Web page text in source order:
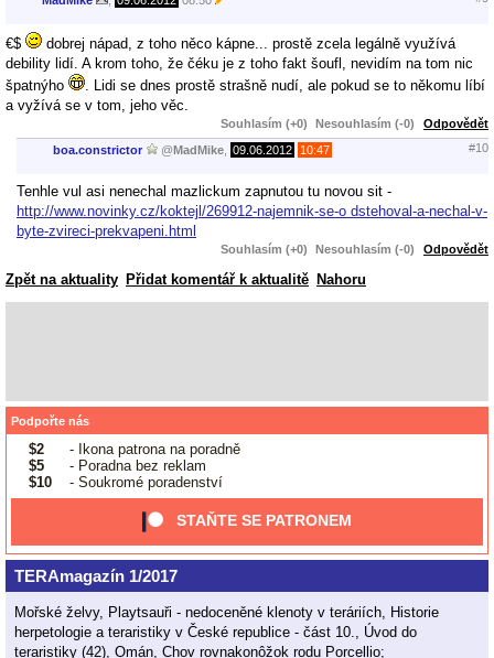
€$
dobrej nápad, z toho něco kápne... prostě zcela legálně využívá
debility lidí. A krom toho, že čéku je z toho fakt šoufl, nevidím na tom nic
špatnýho
. Lidi se dnes prostě strašně nudí, ale pokud se to někomu líbí
a vyžívá se v tom, jeho věc.
Souhlasím (+0) Nesouhlasím (-0) Odpovědět
boa.constrictor @MadMike 09.06.2012 10:47 #10
Tenhle vul asi nenechal mazlickum zapnutou tu novou sit -
http://www.novinky.cz/koktejl/269912-najemnik-se-o dstehoval-a-nechal-v-
byte-zvireci-prekvapeni.html
Souhlasím (+0) Nesouhlasím (-0) Odpovědět
Zpět na aktuality Přidat komentář k aktualitě Nahoru
Podpořte nás
$2
- Ikona patrona na poradně
$5
- Poradna bez reklam
$10
- Soukromé poradenství
STAŇTE SE PATRONEM
TERAmagazín 1/2017
Mořské želvy, Playtsauři - nedoceněné klenoty v teráriích, Historie
herpetologie a teraristiky v České republice - část 10., Úvod do
teraristiky (42), Omán, Chov rovnakonôžok rodu Porcellio;